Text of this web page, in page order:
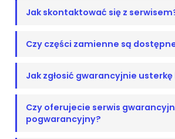
Jak skontaktować się z
Czy części zamienne są
Jak zgłosić gwarancyjnie
Czy oferujecie serwis
pogwarancyjny?